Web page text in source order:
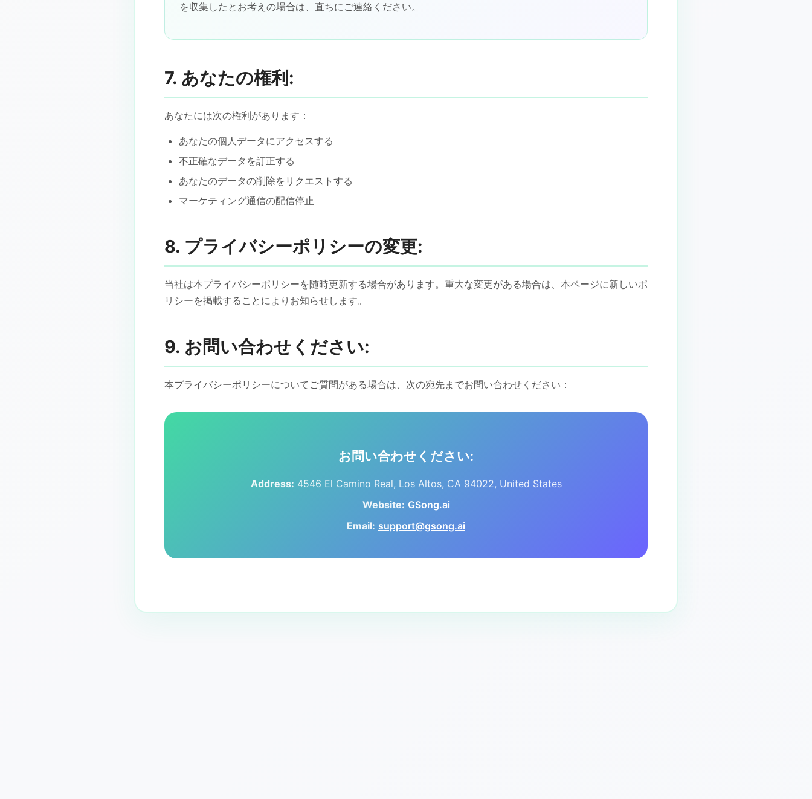
を収集したとお考えの場合は、直ちにご連絡ください。
7. あなたの権利:
あなたには次の権利があります：
あなたの個人データにアクセスする
不正確なデータを訂正する
あなたのデータの削除をリクエストする
マーケティング通信の配信停止
8. プライバシーポリシーの変更:
当社は本プライバシーポリシーを随時更新する場合があります。重大な変更がある場合は、本ページに新しいポ
リシーを掲載することによりお知らせします。
9. お問い合わせください:
本プライバシーポリシーについてご質問がある場合は、次の宛先までお問い合わせください：
お問い合わせください:
Address: 4546 El Camino Real, Los Altos, CA 94022, United States
Website: GSong.ai
Email: support@gsong.ai